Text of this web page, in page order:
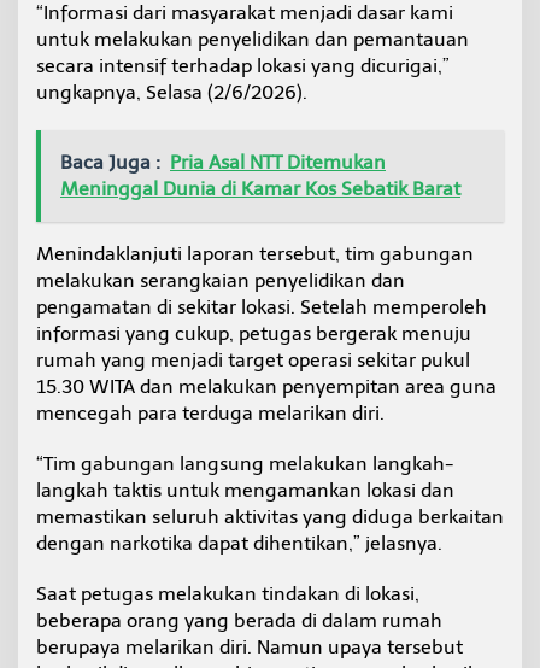
t
D
b
u
g
k
e
m
a
k
-
s
e
a
“Informasi dari masyarakat menjadi dasar kami
untuk melakukan penyelidikan dan pemantauan
secara intensif terhadap lokasi yang dicurigai,”
ungkapnya, Selasa (2/6/2026).
Baca Juga : Pria Asal NTT Ditemukan
Meninggal Dunia di Kamar Kos Sebatik Barat
Menindaklanjuti laporan tersebut, tim gabungan
melakukan serangkaian penyelidikan dan
pengamatan di sekitar lokasi. Setelah memperoleh
informasi yang cukup, petugas bergerak menuju
rumah yang menjadi target operasi sekitar pukul
15.30 WITA dan melakukan penyempitan area guna
mencegah para terduga melarikan diri.
“Tim gabungan langsung melakukan langkah-
langkah taktis untuk mengamankan lokasi dan
memastikan seluruh aktivitas yang diduga berkaitan
dengan narkotika dapat dihentikan,” jelasnya.
Saat petugas melakukan tindakan di lokasi,
beberapa orang yang berada di dalam rumah
berupaya melarikan diri. Namun upaya tersebut